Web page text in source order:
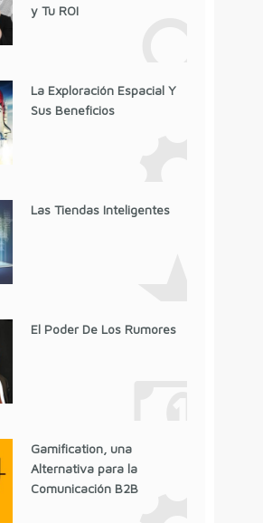
y Tu ROI
La Exploración Espacial Y
Sus Beneficios
Las Tiendas Inteligentes
El Poder De Los Rumores
Gamification, una
Alternativa para la
Comunicación B2B